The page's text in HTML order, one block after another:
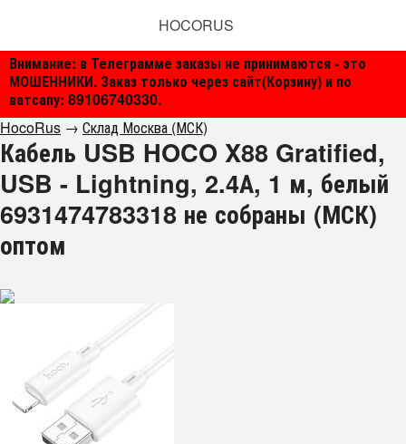
Внимание: в Телеграмме заказы не принимаются - это
МОШЕННИКИ. Заказ только через сайт(Корзину) и по
ватсапу: 89106740330.
HOCORUS
HocoRus → Склад Москва (МСК)
Кабель USB HOCO X88 Gratified,
USB - Lightning, 2.4А, 1 м, белый
6931474783318 не собраны (МСК)
оптом